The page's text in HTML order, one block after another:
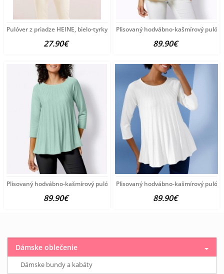
Pulóver z priadze HEINE, bielo-tyrkysový
27.90€
Plisovaný hodvábno-kašmírový
89.90€
Plisovaný hodvábno-kašmírový pulóver vzhľadom Création
89.90€
Plisovaný hodvábno-kašmírový
89.90€
Dámske oblečenie
Dámske bundy a kabáty